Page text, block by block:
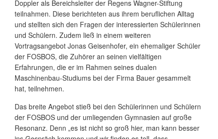
Doppler als Bereichsleiter der Regens Wagner-Stiftung
teilnahmen. Diese berichteten aus ihrem beruflichen Alltag
und stellten sich den Fragen der interessierten Schülerinnen
und Schülern. Zudem ließ in einem weiteren
Vortragsangebot Jonas Geisenhofer, ein ehemaliger Schüler
der FOSBOS, die Zuhörer an seinen vielfältigen
Erfahrungen, die er im Rahmen seines dualen
Maschinenbau-Studiums bei der Firma Bauer gesammelt
hat, teilnehmen.
Das breite Angebot stieß bei den Schülerinnen und Schülern
der FOSBOS und der umliegenden Gymnasien auf große
Resonanz. Denn „es ist nicht so groß hier, man kann besser